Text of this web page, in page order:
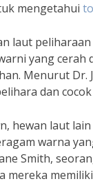
mengetahui
laut
yang cerah
Menurut Dr.
dan
hewan laut
warna
Smith,
mereka